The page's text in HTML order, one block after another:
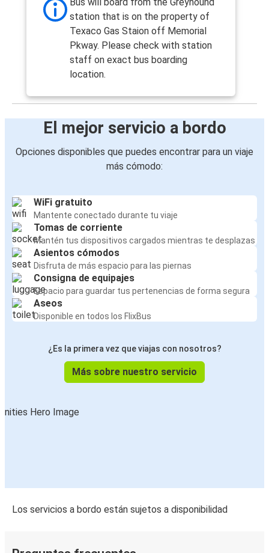
station that is on the property of
Texaco Gas Staion off Memorial
Pkway. Please check with station
staff on exact bus boarding
location.
El mejor servicio a bordo
Opciones disponibles que puedes encontrar para un viaje
más cómodo:
WiFi gratuito
Mantente conectado durante tu viaje
Tomas de corriente
Mantén tus dispositivos cargados mientras te desplazas
Asientos cómodos
Disfruta de más espacio para las piernas
Consigna de equipajes
Espacio para guardar tus pertenencias de forma segura
Aseos
Disponible en todos los FlixBus
¿Es la primera vez que viajas con nosotros?
Más sobre nuestro servicio
Los servicios a bordo están sujetos a disponibilidad